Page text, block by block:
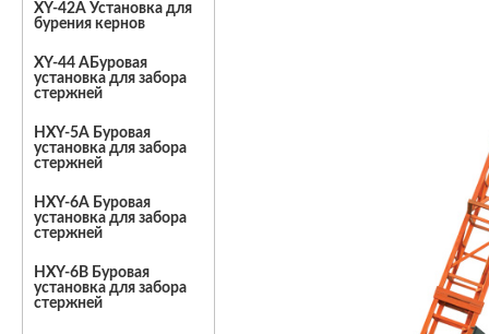
XY-42A Установка для
бурения кернов
XY-44 AБуровая
установка для забора
стержней
HXY-5A Буровая
установка для забора
стержней
HXY-6A Буровая
установка для забора
стержней
HXY-6B Буровая
установка для забора
стержней